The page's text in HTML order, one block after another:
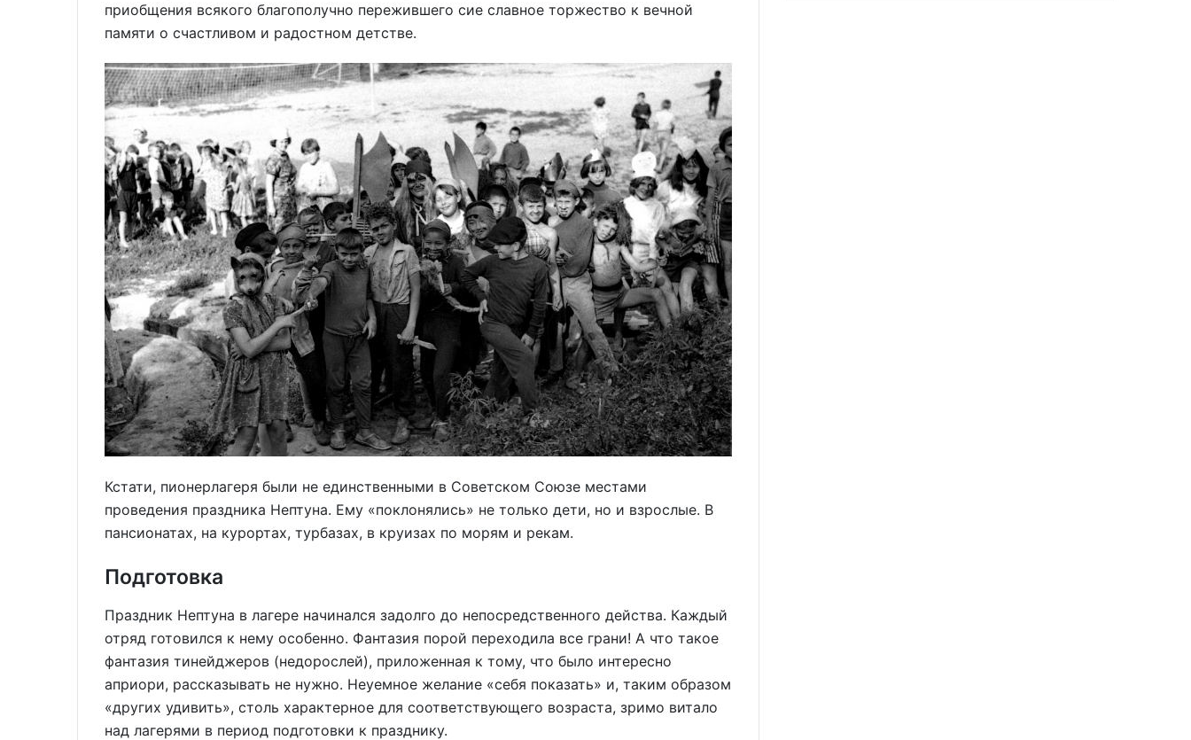
приобщения всякого благополучно пережившего сие славное торжество к вечной
памяти о счастливом и радостном детстве.
Кстати, пионерлагеря были не единственными в Советском Союзе местами
проведения праздника Нептуна. Ему «поклонялись» не только дети, но и взрослые. В
пансионатах, на курортах, турбазах, в круизах по морям и рекам.
Подготовка
Праздник Нептуна в лагере начинался задолго до непосредственного действа. Каждый
отряд готовился к нему особенно. Фантазия порой переходила все грани! А что такое
фантазия тинейджеров (недорослей), приложенная к тому, что было интересно
априори, рассказывать не нужно. Неуемное желание «себя показать» и, таким образом
«других удивить», столь характерное для соответствующего возраста, зримо витало
над лагерями в период подготовки к празднику.